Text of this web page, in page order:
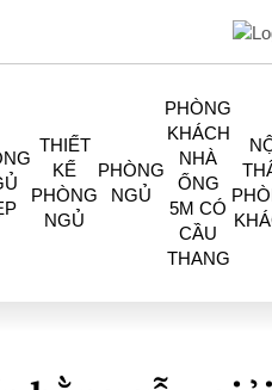
THIẾT
KẾ
PHÒNG
NGỦ
PHÒNG
NGỦ
PHÒNG
KHÁCH
NHÀ
ỐNG
5M CÓ
CẦU
THANG